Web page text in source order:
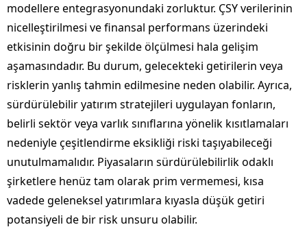
modellere entegrasyonundaki zorluktur. ÇSY verilerinin
nicelleştirilmesi ve finansal performans üzerindeki
etkisinin doğru bir şekilde ölçülmesi hala gelişim
aşamasındadır. Bu durum, gelecekteki getirilerin veya
risklerin yanlış tahmin edilmesine neden olabilir. Ayrıca,
sürdürülebilir yatırım stratejileri uygulayan fonların,
belirli sektör veya varlık sınıflarına yönelik kısıtlamaları
nedeniyle çeşitlendirme eksikliği riski taşıyabileceği
unutulmamalıdır. Piyasaların sürdürülebilirlik odaklı
şirketlere henüz tam olarak prim vermemesi, kısa
vadede geleneksel yatırımlara kıyasla düşük getiri
potansiyeli de bir risk unsuru olabilir.